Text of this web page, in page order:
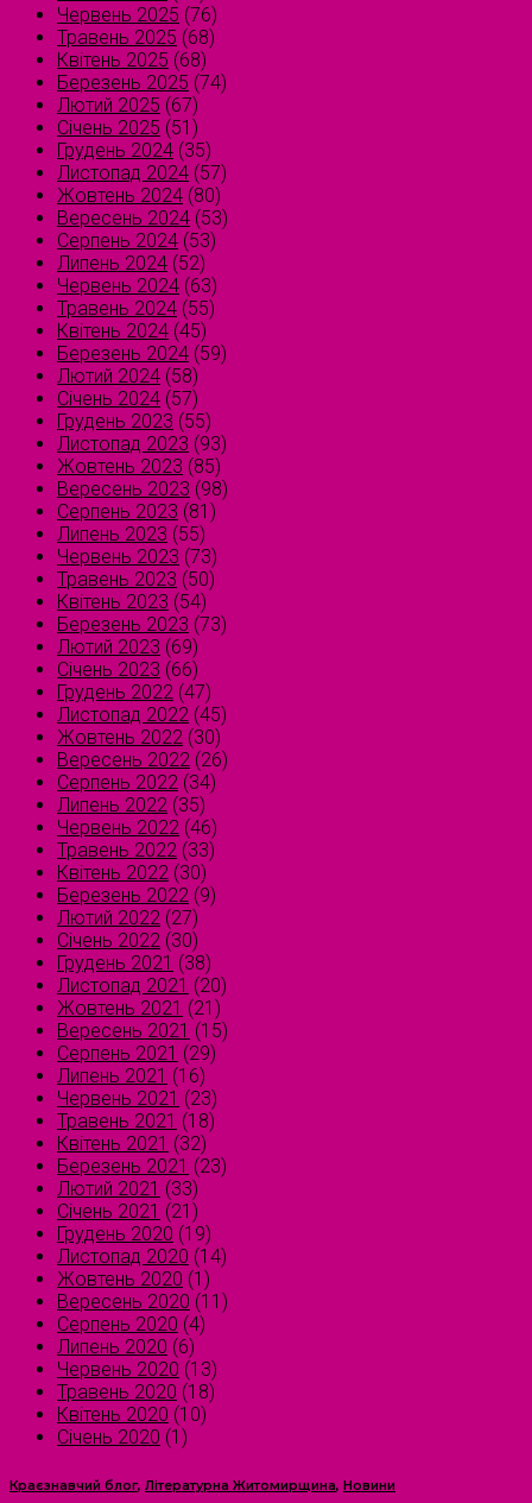
Червень 2025 (76)
Травень 2025 (68)
Квітень 2025 (68)
Березень 2025 (74)
Лютий 2025 (67)
Січень 2025 (51)
Грудень 2024 (35)
Листопад 2024 (57)
Жовтень 2024 (80)
Вересень 2024 (53)
Серпень 2024 (53)
Липень 2024 (52)
Червень 2024 (63)
Травень 2024 (55)
Квітень 2024 (45)
Березень 2024 (59)
Лютий 2024 (58)
Січень 2024 (57)
Грудень 2023 (55)
Листопад 2023 (93)
Жовтень 2023 (85)
Вересень 2023 (98)
Серпень 2023 (81)
Липень 2023 (55)
Червень 2023 (73)
Травень 2023 (50)
Квітень 2023 (54)
Березень 2023 (73)
Лютий 2023 (69)
Січень 2023 (66)
Грудень 2022 (47)
Листопад 2022 (45)
Жовтень 2022 (30)
Вересень 2022 (26)
Серпень 2022 (34)
Липень 2022 (35)
Червень 2022 (46)
Травень 2022 (33)
Квітень 2022 (30)
Березень 2022 (9)
Лютий 2022 (27)
Січень 2022 (30)
Грудень 2021 (38)
Листопад 2021 (20)
Жовтень 2021 (21)
Вересень 2021 (15)
Серпень 2021 (29)
Липень 2021 (16)
Червень 2021 (23)
Травень 2021 (18)
Квітень 2021 (32)
Березень 2021 (23)
Лютий 2021 (33)
Січень 2021 (21)
Грудень 2020 (19)
Листопад 2020 (14)
Жовтень 2020 (1)
Вересень 2020 (11)
Серпень 2020 (4)
Липень 2020 (6)
Червень 2020 (13)
Травень 2020 (18)
Квітень 2020 (10)
Січень 2020 (1)
Краєзнавчий блог, Літературна Житомирщина, Новини